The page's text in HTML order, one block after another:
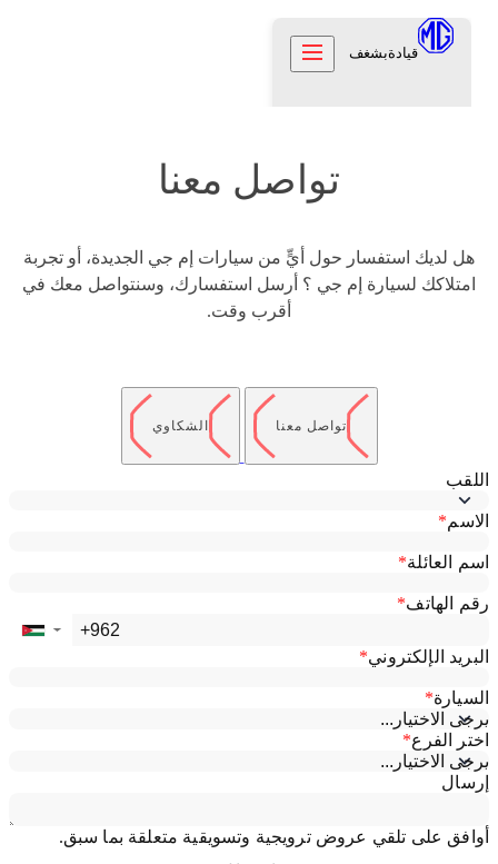
العملاء
عناية لأبعد الحدود
عن إم جي
علامتنااكتشف
جرّب القيادة
الأخبار
قيادةبشغف
تواصل معنا
هل لديك استفسار حول أيٍّ من سيارات إم جي الجديدة، أو تجربة
امتلاكك لسيارة إم جي ؟ أرسل استفسارك، وسنتواصل معك في
أقرب وقت.
تواصل معنا الشكاوي